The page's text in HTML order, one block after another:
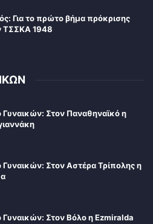
Για το πρώτο βήμα πρόκρισης
ΤΣΣΚΑ 1948
Στον Παναθηναϊκό η
Στον Αστέρα Τρίπολης η
Στον Βόλο η Ezmiralda